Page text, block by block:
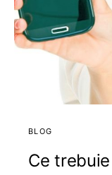
BLOG
Ce